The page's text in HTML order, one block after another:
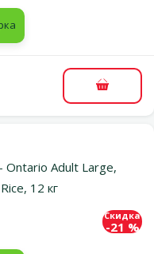
В
Ontario Adult Large,
12 кг
Скидка
-21 %